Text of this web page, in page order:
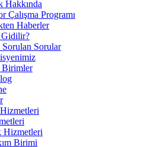
Hakkında
Çalışma Programı
Haberler
Gidilir?
Sorulan Sorular
Birimler
Hizmetleri
Birimi